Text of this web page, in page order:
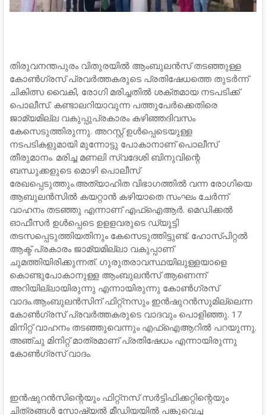
തിരുവനന്തപുരം വിതുരയില്‍ ആംബുലന്‍സ് തടഞ്ഞുള്ള
കോണ്‍ഗ്രസ് പ്രവര്‍ത്തകരുടെ പ്രതിഷേധത്തെ തുടര്‍ന്ന്
ചികിത്സ വൈകി, രോഗി മരിച്ചതില്‍ ശക്തമായ നടപടിക്ക്
പൊലീസ്. കണ്ടാലറിയാവുന്ന പത്തുപേര്‍ക്കെതിരെ
ജാമ്യമില്ല വകുപ്പുപ്രകാരം കഴിഞ്ഞദിവസം
കേസെടുത്തിരുന്നു. അറസ്റ്റ് ഉള്‍പ്പെടെയുള്ള
നടപടികളുമായി മുന്നോട്ടു പോകാനാണ് പൊലീസ്
തീരുമാനം. മരിച്ച മണലി സ്വദേശി ബിനുവിന്റെ
ബന്ധുക്കളുടെ മൊഴി പൊലീസ്
രേഖപ്പെടുത്തും.അത്യാഹിത വിഭാഗത്തില്‍ വന്ന രോഗിയെ
ആബുലന്‍സില്‍ കയറ്റാന്‍ കഴിയാതെ സംഘം ചേര്‍ന്ന്
വാഹനം തടഞ്ഞു എന്നാണ് എഫ്‌ഐആര്‍. മെഡിക്കല്‍
ഓഫീസര്‍ ഉള്‍പ്പെടെ ഉളളവരുടെ ഡ്യൂട്ടി
തടസപ്പെടുത്തിയതിനും കേസെടുത്തിട്ടുണ്ട്. ഹോസ്പിറ്റല്‍
ആക്ട് പ്രകാരം ജാമ്യമില്ലാ വകുപ്പാണ്
ചുമത്തിയിരിക്കുന്നത്. ഗുരുതരാവസ്ഥയിലുള്ളയാളെ
കൊണ്ടുപോകാനുള്ള ആംബുലന്‍സ് ആണെന്ന്
അറിയില്ലായിരുന്നു എന്നായിരുന്നു കോണ്‍ഗ്രസ്
വാദം.ആംബുലന്‍സിന് ഫിറ്റ്‌നസും ഇന്‍ഷുറന്‍സുമില്ലെന്ന
കോണ്‍ഗ്രസ് പ്രവര്‍ത്തകരുടെ വാദവും പൊളിഞ്ഞു. 17
മിനിറ്റ് വാഹനം തടഞ്ഞുവെന്നും എഫ്‌ഐആറില്‍ പറയുന്നു.
അഞ്ചു മിനിറ്റ് മാത്രമാണ് പ്രതിഷേധം എന്നായിരുന്നു
കോണ്‍ഗ്രസ് വാദം.
ഇന്‍ഷുറന്‍സിന്റെയും ഫിറ്റ്‌നസ് സര്‍ട്ടിഫിക്കറ്റിന്റെയും
ചിത്രങ്ങള്‍ സോഷ്യല്‍ മീഡിയയില്‍ പങ്കുവെച്ച